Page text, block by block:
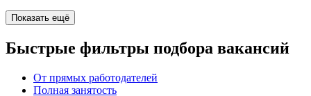
Показать ещё
Быстрые фильтры подбора вакансий
От прямых работодателей
Полная занятость